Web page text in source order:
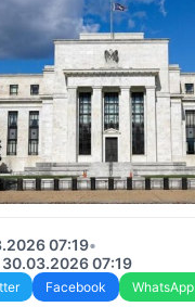
07:19•
07:19
Facebook WhatsApp